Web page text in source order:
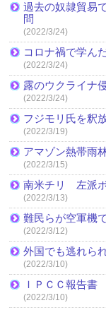
過去の奴隷貿易
問
(2022/3/24)
コロナ禍で学ん
(2022/3/24)
露のウクライナ
(2022/3/24)
フジモリ氏を釈
(2022/3/19)
アマゾン熱帯
(2022/3/15)
南米チリ 左派
(2022/3/13)
難民らが空軍機
(2022/3/12)
外国でも逃れら
(2022/3/10)
ＩＰＣＣ報告
(2022/3/10)